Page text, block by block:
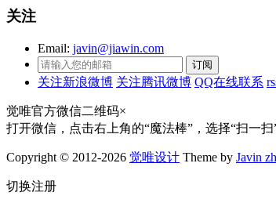
关注
Email: javin@jiawin.com
关注新浪微博 关注腾讯微博 QQ在线联系
觉唯官方微信二维码×
打开微信，点击右上角的“魔法棒”，选择“扫一
Copyright © 2012-2026 觉唯设计 Theme by Javin
切换注册